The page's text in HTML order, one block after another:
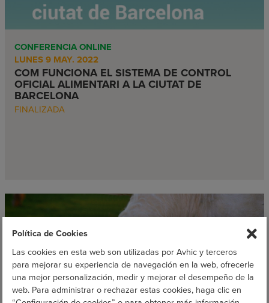
CONFERENCIA ONLINE
LUNES 9 MAY. 2022
COM FUNCIONA EL SISTEMA DE CONTROL
OFICIAL ALIMENTARI A LA CIUTAT DE
BARCELONA
FINALIZADA
Política de Cookies
Las cookies en esta web son utilizadas por Avhic y terceros
para mejorar su experiencia de navegación en la web, ofrecerle
una mejor personalización, medir y mejorar el desempeño de la
web. Para administrar o rechazar estas cookies, haga clic en